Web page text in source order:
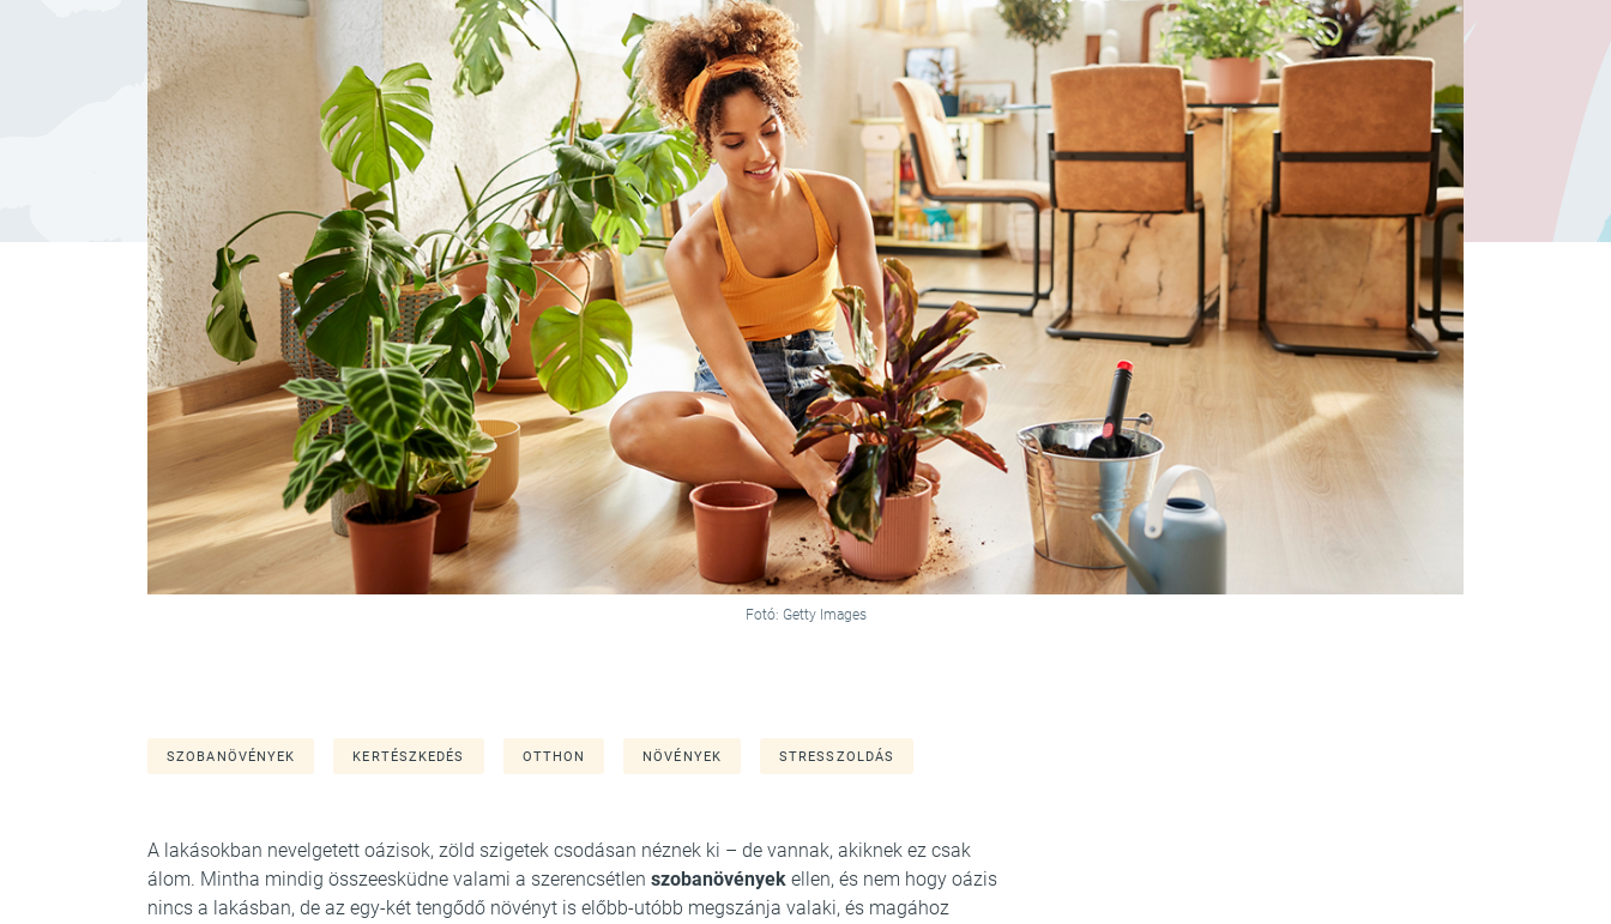
Fotó: Getty Images
SZOBANÖVÉNYEK KERTÉSZKEDÉS OTTHON NÖVÉNYEK STRESSZOLDÁS
A lakásokban nevelgetett oázisok, zöld szigetek csodásan néznek ki – de vannak, akiknek ez csak
álom. Mintha mindig összeesküdne valami a szerencsétlen szobanövények ellen, és nem hogy oázis
nincs a lakásban, de az egy-két tengődő növényt is előbb-utóbb megszánja valaki, és magához